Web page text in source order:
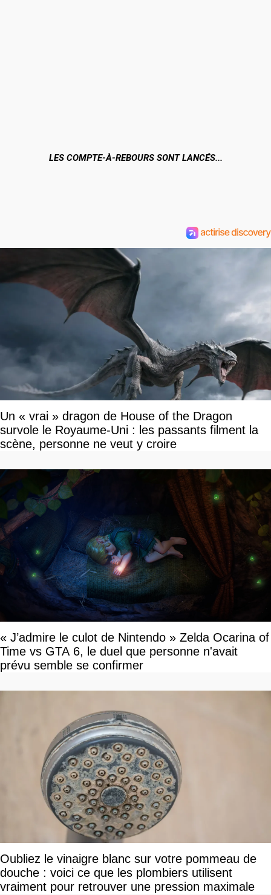
LES COMPTE-À-REBOURS SONT LANCÉS...
Un « vrai » dragon de House of the Dragon
survole le Royaume-Uni : les passants filment la
scène, personne ne veut y croire
« J’admire le culot de Nintendo » Zelda Ocarina of
Time vs GTA 6, le duel que personne n'avait
prévu semble se confirmer
Oubliez le vinaigre blanc sur votre pommeau de
douche : voici ce que les plombiers utilisent
vraiment pour retrouver une pression maximale